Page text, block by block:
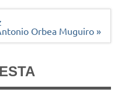
Orbea Muguiro »